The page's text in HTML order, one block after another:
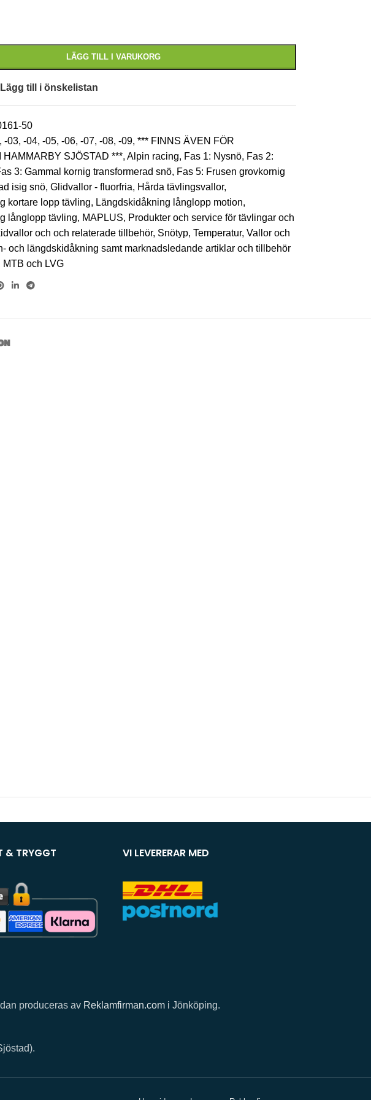
LÄGG TILL I VARUKORG
Lägg till i önskelistan
50
, -03, -04, -05, -06, -07, -08, -09, *** FINNS ÄVEN FÖR
HAMMARBY SJÖSTAD ***, Alpin racing, Fas 1: Nysnö, Fas 2:
3: Gammal kornig transformerad snö, Fas 5: Frusen grovkornig
isig snö, Glidvallor - fluorfria, Hårda tävlingsvallor,
kortare lopp tävling, Längdskidåkning långlopp motion,
långlopp tävling, MAPLUS, Produkter och service för tävlingar och
och och relaterade tillbehör, Snötyp, Temperatur, Vallor och
och längdskidåkning samt marknadsledande artiklar och tillbehör
och LVG
& TRYGGT VI LEVERERAR MED
produceras av Reklamfirman.com i Jönköping.